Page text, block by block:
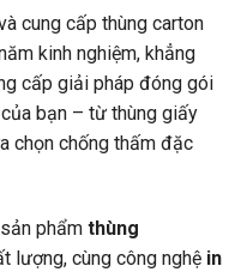
cung cấp thùng carton
kinh nghiệm, khẳng
cấp giải pháp đóng gói
bạn – từ thùng giấy
chọn chống thấm đặc
phẩm thùng
lượng, cùng công nghệ in